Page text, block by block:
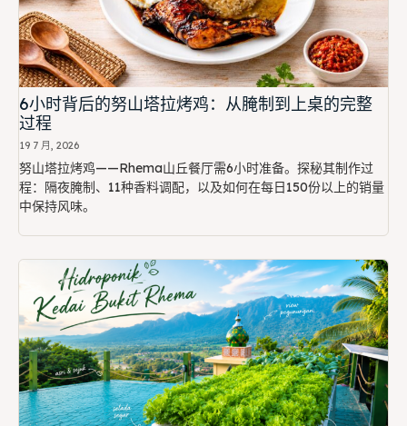
6小时背后的努山塔拉烤鸡：从腌制到上桌的完整
过程
19 7 月, 2026
努山塔拉烤鸡——Rhema山丘餐厅需6小时准备。探秘其制作过
程：隔夜腌制、11种香料调配，以及如何在每日150份以上的销量
中保持风味。